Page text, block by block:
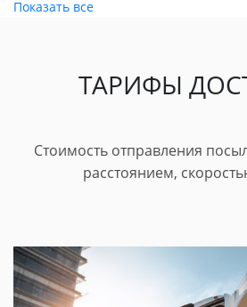
Показать все
ТАРИФЫ
Стоимость отправления
расстоянием,